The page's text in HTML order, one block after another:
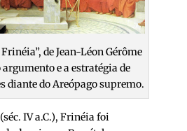
de Jean-Léon Gérôme
argumento e a estratégia de
diante do Areópago supremo.
IV a.C.), Frinéia foi